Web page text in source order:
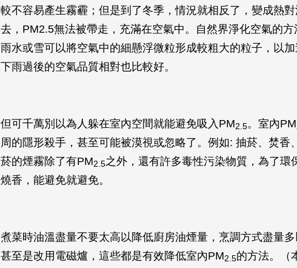
較不容易產生霧霾；但是到了冬季，情況就相反了，變成熱
去，PM2.5無法被帶走，充滿在空氣中。自然界淨化空氣的
雨水或雪可以將空氣中的細懸浮微粒形成較粗大的粒子，以
下雨過後的空氣品質相對也比較好。
但可千萬別以為人躲在室內空間就能避免吸入PM2.5。室內PM
周的隱形殺手，甚至可能被漠視或忽略了。例如: 抽菸、焚香
菸的煙霧除了有PM2.5之外，還有許多毒性污染物質，為了環
燒香，能避免就避免。
煮菜時油溫盡量不要太高以降低廚房油煙量，烹調方式盡量多
甚至是改用電磁爐，這些都是有效降低室內PM2.5的方法。（